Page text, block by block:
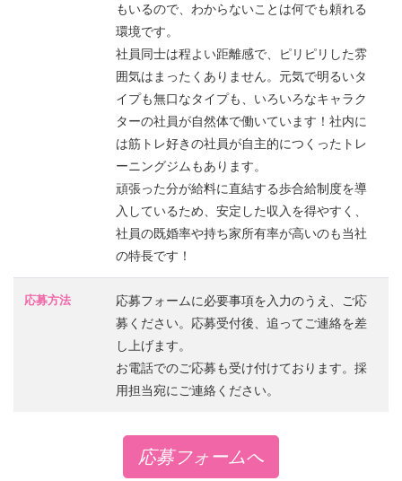
もいるので、わからないことは何でも頼れる
環境です。
社員同士は程よい距離感で、ピリピリした雰
囲気はまったくありません。元気で明るいタ
イプも無口なタイプも、いろいろなキャラク
ターの社員が自然体で働いています！社内に
は筋トレ好きの社員が自主的につくったトレ
ーニングジムもあります。
頑張った分が給料に直結する歩合給制度を導
入しているため、安定した収入を得やすく、
社員の既婚率や持ち家所有率が高いのも当社
の特長です！
応募方法
応募フォームに必要事項を入力のうえ、ご応
募ください。応募受付後、追ってご連絡を差
し上げます。
お電話でのご応募も受け付けております。採
用担当宛にご連絡ください。
応募フォームへ